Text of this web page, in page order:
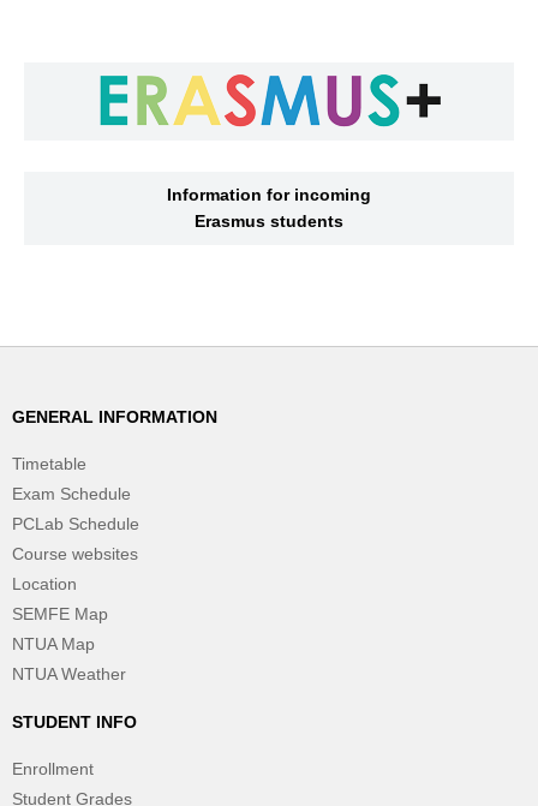
Information for incoming
Erasmus students
GENERAL INFORMATION
Timetable
Exam Schedule
PCLab Schedule
Course websites
Location
SEMFE Map
NTUA Map
NTUA Weather
STUDENT INFO
Enrollment
Student Grades